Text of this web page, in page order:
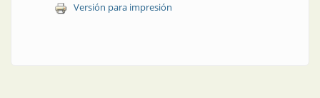
Versión para impresión